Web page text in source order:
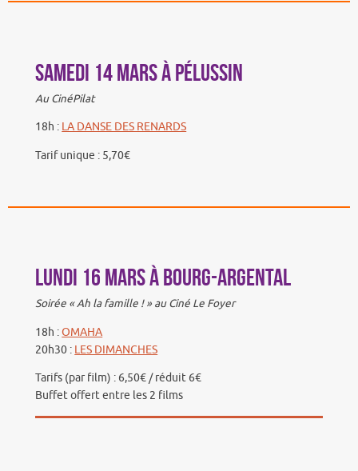
Samedi 14 mars à Pélussin
Au CinéPilat
18h : LA DANSE DES RENARDS
Tarif unique : 5,70€
Lundi 16 mars à Bourg-Argental
Soirée « Ah la famille ! » au Ciné Le Foyer
18h :OMAHA
20h30 : LES DIMANCHES
Tarifs (par film) : 6,50€ / réduit 6€
Buffet offert entre les 2 films